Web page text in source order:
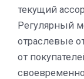
текущий
Регулярный
отраслевые
от